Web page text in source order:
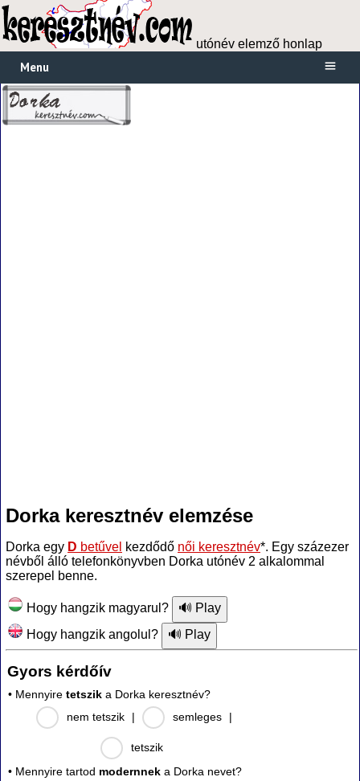
utónév elemző honlap
Menu
Dorka keresztnév elemzése
Dorka egy D betűvel kezdődő női keresztnév*. Egy százezer
névből álló telefonkönyvben Dorka utónév 2 alkalommal
szerepel benne.
Hogy hangzik magyarul?
Hogy hangzik angolul?
Gyors kérdőív
• Mennyire tetszik a Dorka keresztnév?
nem tetszik
| semleges |
tetszik
• Mennyire tartod modernnek a Dorka nevet?